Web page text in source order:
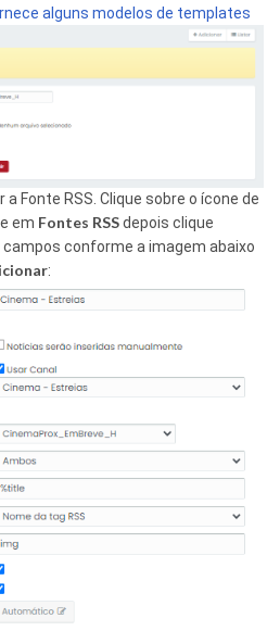
alguns modelos de templates
Fonte RSS. Clique sobre o ícone de
em Fontes RSSdepois clique
campos conforme a imagem abaixo
: